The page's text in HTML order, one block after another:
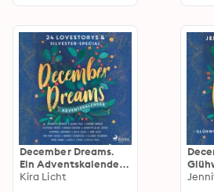
December Dreams.
Ein Adventskalender -
24 Lovestorys plus
Kira Licht
auch